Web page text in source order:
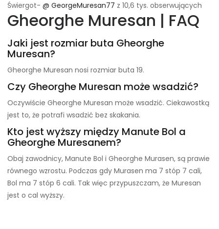
Świergot- @ GeorgeMuresan77 z 10,6 tys. obserwujących
Gheorghe Muresan | FAQ
Jaki jest rozmiar buta Gheorghe
Muresan?
Gheorghe Muresan nosi rozmiar buta 19.
Czy Gheorghe Muresan może wsadzić?
Oczywiście Gheorghe Muresan może wsadzić. Ciekawostką
jest to, że potrafi wsadzić bez skakania.
Kto jest wyższy między Manute Bol a
Gheorghe Muresanem?
Obaj zawodnicy, Manute Bol i Gheorghe Murasen, są prawie
równego wzrostu. Podczas gdy Murasen ma 7 stóp 7 cali,
Bol ma 7 stóp 6 cali. Tak więc przypuszczam, że Muresan
jest o cal wyższy.